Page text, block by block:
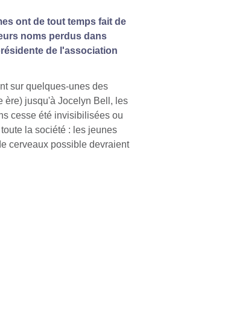
ont de tout temps fait de
noms perdus dans
de l'association
sur quelques-unes des
ère) jusqu'à Jocelyn Bell, les
cesse été invisibilisées ou
la société : les jeunes
cerveaux possible devraient